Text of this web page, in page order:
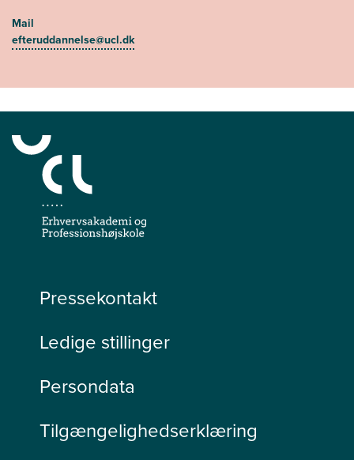
Mail
efteruddannelse@ucl.dk
Pressekontakt
Ledige stillinger
Persondata
Tilgængelighedserklæring